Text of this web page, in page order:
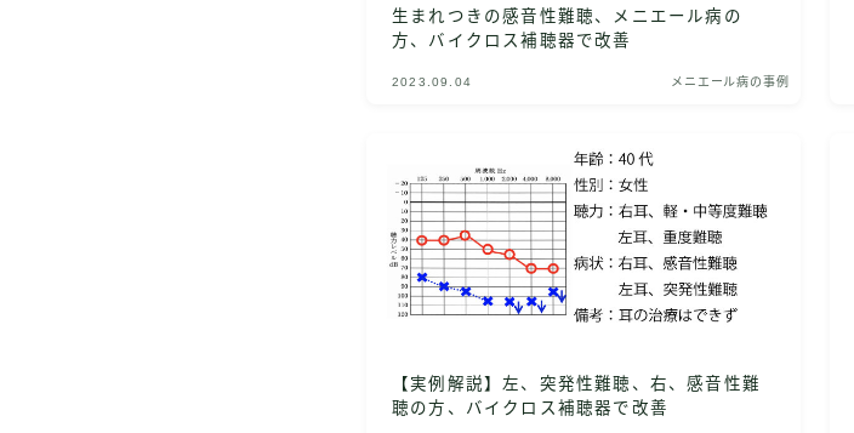
生まれつきの感音性難聴、メニエール病の
方、バイクロス補聴器で改善
2023.09.04 メニエール病の事例
【実例解説】左、突発性難聴、右、感音性難
聴の方、バイクロス補聴器で改善